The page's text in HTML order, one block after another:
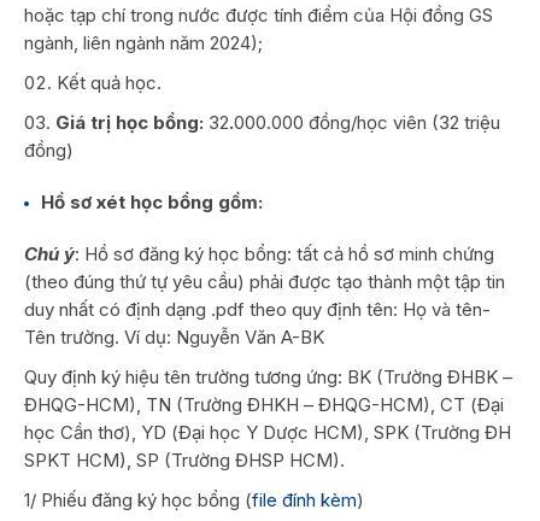
hoặc tạp chí trong nước được tính điểm của Hội đồng GS
ngành, liên ngành năm 2024);
Kết quả học.
Giá trị học bổng: 32.000.000 đồng/học viên (32 triệu
đồng)
Hồ sơ xét học bổng gồm:
Chú ý: Hồ sơ đăng ký học bổng: tất cả hồ sơ minh chứng
(theo đúng thứ tự yêu cầu) phải được tạo thành một tập tin
duy nhất có định dạng .pdf theo quy định tên: Họ và tên-
Tên trường. Ví dụ: Nguyễn Văn A-BK
Quy định ký hiệu tên trường tương ứng: BK (Trường ĐHBK –
ĐHQG-HCM), TN (Trường ĐHKH – ĐHQG-HCM), CT (Đại
học Cần thơ), YD (Đại học Y Dược HCM), SPK (Trường ĐH
SPKT HCM), SP (Trường ĐHSP HCM).
1/ Phiếu đăng ký học bổng (file đính kèm)